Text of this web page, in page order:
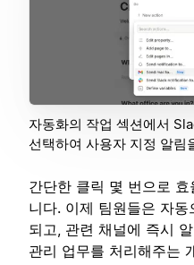
자동화의 작업 섹션에서
선택하여 사용자 지정 알림
간단한 클릭 몇 번으로
니다. 이제 팀원들은 자
되고, 관련 채널에 즉시
관리 업무를 처리해주는